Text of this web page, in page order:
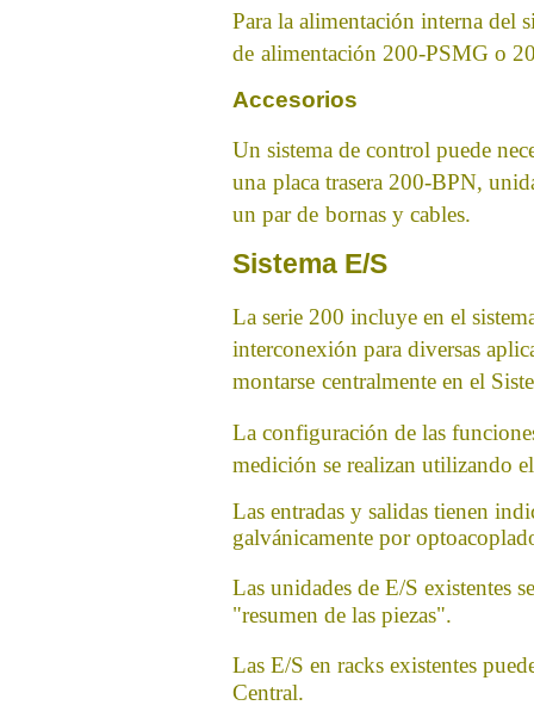
Para la alimentación interna del
de alimentación 200-PSMG o
Accesorios
Un sistema de control puede
una placa trasera 200-BPN,
un par de bornas y cables.
Sistema E/S
La serie 200 incluye en el
interconexión para diversas
montarse centralmente en el
La configuración de las
medición se realizan utilizando
Las entradas y salidas tienen
galvánicamente por
Las unidades de E/S existentes se
"resumen de las piezas".
Las E/S en racks existentes
Central.